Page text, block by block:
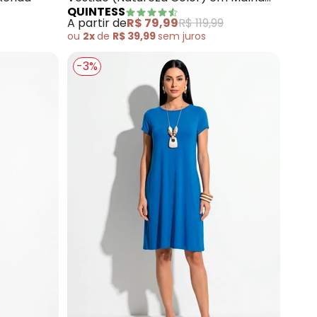
de Viscose
QUINTESS
A partir deR$ 79,99R$ 119,99
ou 2xde R$ 39,99sem juros
-3%